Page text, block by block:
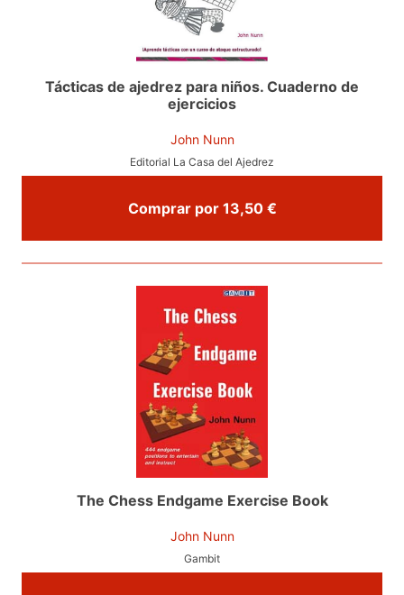
Tácticas de ajedrez para niños. Cuaderno de
ejercicios
John Nunn
Editorial La Casa del Ajedrez
Comprar por 13,50 €
The Chess Endgame Exercise Book
John Nunn
Gambit